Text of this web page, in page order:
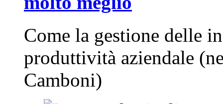
Come la gestione delle
produttività aziendale
Camboni)